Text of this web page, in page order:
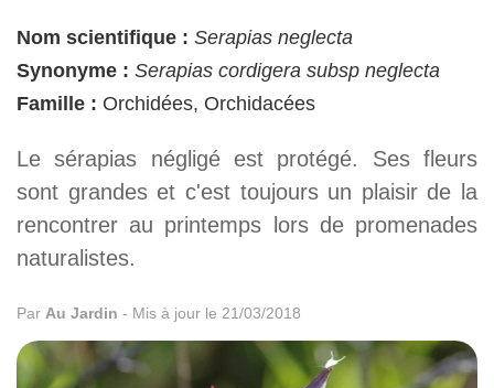
Nom scientifique : Serapias neglecta
Synonyme : Serapias cordigera subsp neglecta
Famille : Orchidées, Orchidacées
Le sérapias négligé est protégé. Ses fleurs
sont grandes et c'est toujours un plaisir de la
rencontrer au printemps lors de promenades
naturalistes.
Par Au Jardin - Mis à jour le 21/03/2018